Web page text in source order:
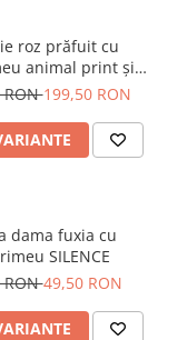
roz prăfuit cu
animal print și
curea
RON199,50 RON
dama fuxia cu
SILENCE
RON49,50 RON